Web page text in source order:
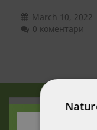
March 10, 2022
0 коментари